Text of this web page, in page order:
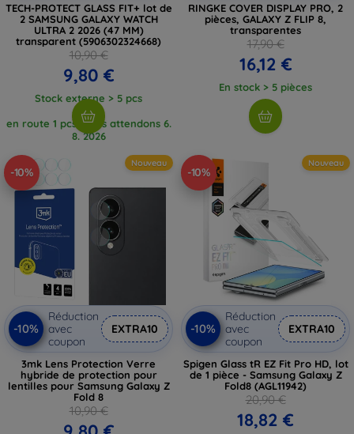
TECH-PROTECT GLASS FIT+ lot de
2 SAMSUNG GALAXY WATCH
ULTRA 2 2026 (47 MM)
transparent (5906302324668)
10,90 €
9,80 €
Stock externe > 5 pcs
en route 1 pcs, nous attendons 6.
8. 2026
RINGKE COVER DISPLAY PRO, 2
pièces, GALAXY Z FLIP 8,
transparentes
17,90 €
16,12 €
En stock > 5 pièces
-10%
Nouveau
-10%
Réduction
avec
coupon
EXTRA10
3mk Lens Protection Verre
hybride de protection pour
lentilles pour Samsung Galaxy Z
Fold 8
10,90 €
-10%
Nouveau
-10%
Réduction
avec
coupon
EXTRA10
Spigen Glass tR EZ Fit Pro HD, lot
de 1 pièce - Samsung Galaxy Z
Fold8 (AGL11942)
20,90 €
18,82 €